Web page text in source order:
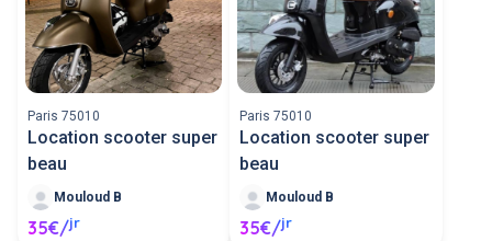
Paris 75010
Location scooter super
beau
Mouloud B
35€/jr
Paris 75010
Location scooter super
beau
Mouloud B
35€/jr